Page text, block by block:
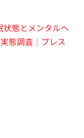
状態とメンタルヘ
態調査｜プレス